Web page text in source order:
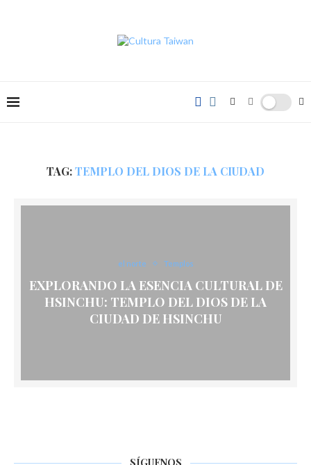
TAG:TEMPLO DEL DIOS DE LA CIUDAD
el norte Templos
EXPLORANDO LA ESENCIA CULTURAL DE
HSINCHU: TEMPLO DEL DIOS DE LA
CIUDAD DE HSINCHU